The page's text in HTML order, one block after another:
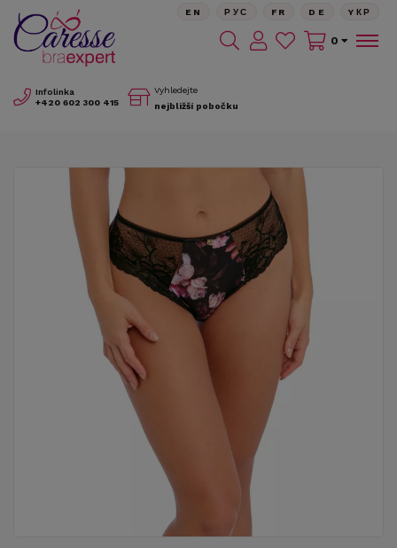
Infolinka
+420 602 300 415
Vyhledejte
nejbližší pobočku
EN РУС FR DE YКР
0